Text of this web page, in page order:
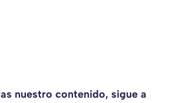
nuestro contenido, sigue a